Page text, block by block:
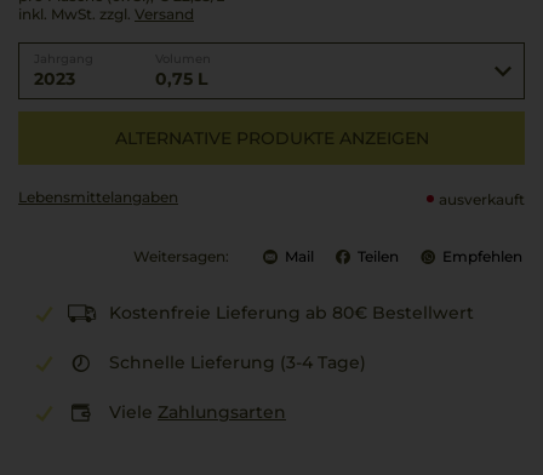
inkl. MwSt. zzgl. Versand
2023 0,75 L
ALTERNATIVE PRODUKTE ANZEIGEN
Lebensmittel­angaben ausverkauft
Weitersagen: Mail Teilen Empfehlen
Kostenfreie Lieferung ab 80€ Bestellwert
Schnelle Lieferung (3-4 Tage)
Viele Zahlungsarten